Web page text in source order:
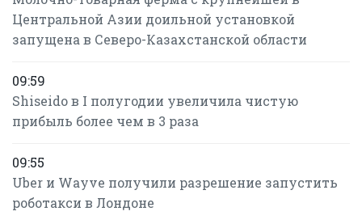
Центральной Азии доильной установкой
запущена в Северо-Казахстанской области
09:59
Shiseido в I полугодии увеличила чистую
прибыль более чем в 3 раза
09:55
Uber и Wayve получили разрешение запустить
роботакси в Лондоне